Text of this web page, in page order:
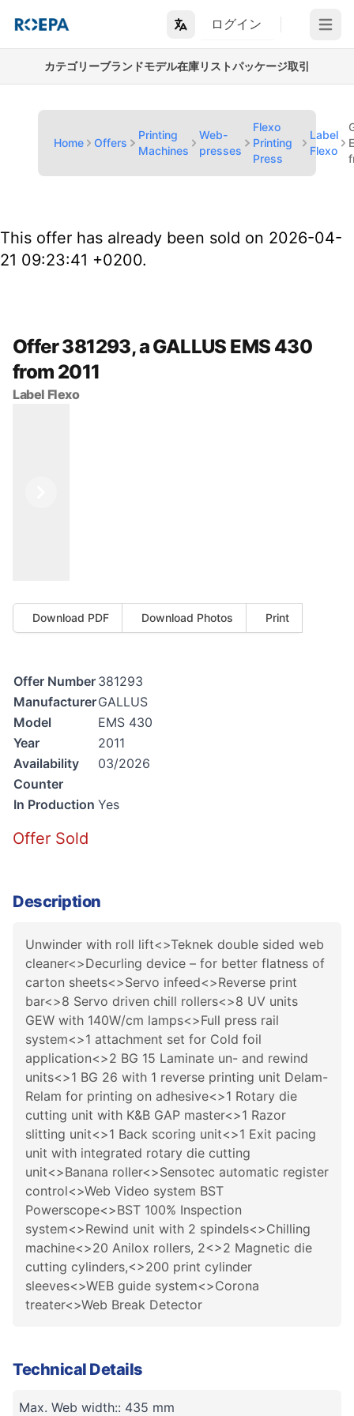
ログイン Open
カテゴリーブランドモデル在庫リストパッケージ取引
Home Offers
Printing
Machines
Web-
presses
Flexo
Printing
Press
Label
Flexo
This offer has already been sold on 2026-04-
21 09:23:41 +0200.
Offer 381293, a GALLUS EMS 430
from 2011
Label Flexo
Download PDF Download Photos Print
Offer Number 381293
ManufacturerGALLUS
Model
EMS 430
Year
2011
Availability
03/2026
Counter
In Production Yes
Offer Sold
Description
Unwinder with roll lift<>Teknek double sided web
cleaner<>Decurling device – for better flatness of
carton sheets<>Servo infeed<>Reverse print
bar<>8 Servo driven chill rollers<>8 UV units
GEW with 140W/cm lamps<>Full press rail
system<>1 attachment set for Cold foil
application<>2 BG 15 Laminate un- and rewind
units<>1 BG 26 with 1 reverse printing unit Delam-
Relam for printing on adhesive<>1 Rotary die
cutting unit with K&B GAP master<>1 Razor
slitting unit<>1 Back scoring unit<>1 Exit pacing
unit with integrated rotary die cutting
unit<>Banana roller<>Sensotec automatic register
control<>Web Video system BST
Powerscope<>BST 100% Inspection
system<>Rewind unit with 2 spindels<>Chilling
machine<>20 Anilox rollers, 2<>2 Magnetic die
cutting cylinders,<>200 print cylinder
sleeves<>WEB guide system<>Corona
treater<>Web Break Detector
Technical Details
Max. Web width:: 435 mm